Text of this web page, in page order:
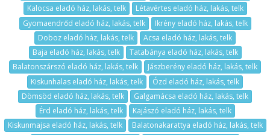
Kalocsa eladó ház, lakás, telk
Létavértes eladó ház, lakás, telk
Gyomaendrőd eladó ház, lakás, telk
Ikrény eladó ház, lakás, telk
Doboz eladó ház, lakás, telk
Acsa eladó ház, lakás, telk
Baja eladó ház, lakás, telk
Tatabánya eladó ház, lakás, telk
Balatonszárszó eladó ház, lakás, telk
Jászberény eladó ház, lakás, telk
Kiskunhalas eladó ház, lakás, telk
Ózd eladó ház, lakás, telk
Dömsöd eladó ház, lakás, telk
Galgamácsa eladó ház, lakás, telk
Érd eladó ház, lakás, telk
Kajászó eladó ház, lakás, telk
Kiskunmajsa eladó ház, lakás, telk
Balatonakarattya eladó ház, lakás, telk